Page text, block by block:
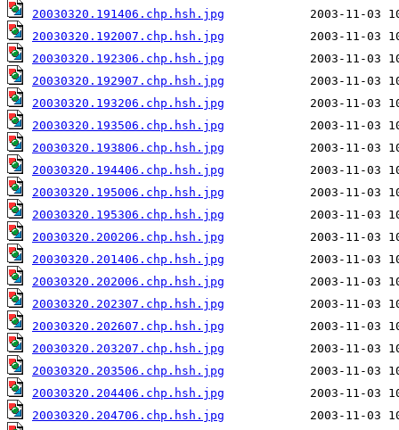
20030320.191406.chp.hsh.jpg
20030320.192007.chp.hsh.jpg
20030320.192306.chp.hsh.jpg
20030320.192907.chp.hsh.jpg
20030320.193206.chp.hsh.jpg
20030320.193506.chp.hsh.jpg
20030320.193806.chp.hsh.jpg
20030320.194406.chp.hsh.jpg
20030320.195006.chp.hsh.jpg
20030320.195306.chp.hsh.jpg
20030320.200206.chp.hsh.jpg
20030320.201406.chp.hsh.jpg
20030320.202006.chp.hsh.jpg
20030320.202307.chp.hsh.jpg
20030320.202607.chp.hsh.jpg
20030320.203207.chp.hsh.jpg
20030320.203506.chp.hsh.jpg
20030320.204406.chp.hsh.jpg
20030320.204706.chp.hsh.jpg